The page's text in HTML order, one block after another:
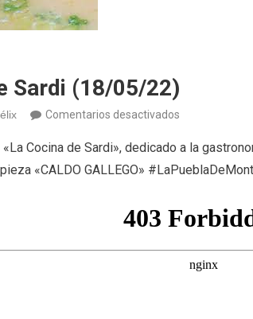
Sardi (18/05/22)
Comentarios desactivados
cocina
de
(18/05/22)
Cocina de Sardi», dedicado a la
«CALDO GALLEGO»